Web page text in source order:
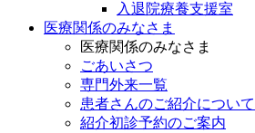
入退院療養支援室
医療関係のみなさま
医療関係のみなさま
ごあいさつ
専門外来一覧
患者さんのご紹介について
紹介初診予約のご案内